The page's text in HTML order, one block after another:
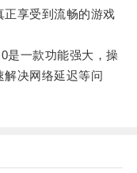
正享受到流畅的游戏
一款功能强大，操
决网络延迟等问